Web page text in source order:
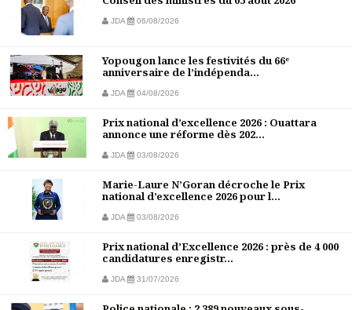
JDA 06/08/2026
Yopougon lance les festivités du 66ᵉ
anniversaire de l’indépenda...
JDA 04/08/2026
Prix national d’excellence 2026 : Ouattara
annonce une réforme dès 202...
JDA 03/08/2026
Marie-Laure N’Goran décroche le Prix
national d’excellence 2026 pour l...
JDA 03/08/2026
Prix national d’Excellence 2026 : près de 4 000
candidatures enregistr...
JDA 31/07/2026